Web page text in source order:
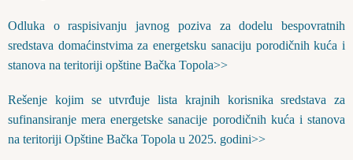
Odluka o raspisivanju javnog poziva za dodelu bespovratnih
sredstava domaćinstvima za energetsku sanaciju porodičnih kuća i
stanova na teritoriji opštine Bačka Topola>>
Rešenje kojim se utvrđuje lista krajnih korisnika sredstava za
sufinansiranje mera energetske sanacije porodičnih kuća i stanova
na teritoriji Opštine Bačka Topola u 2025. godini>>